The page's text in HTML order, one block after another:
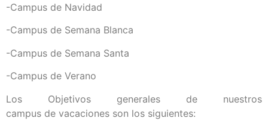
-Campus de Navidad
-Campus de Semana Blanca
-Campus de Semana Santa
-Campus de Verano
Los Objetivos generales de nuestros
campus de vacaciones son los siguientes: